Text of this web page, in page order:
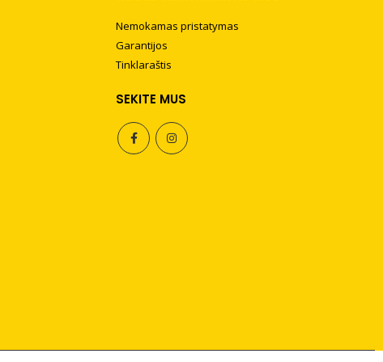
Nemokamas pristatymas
Garantijos
Tinklaraštis
SEKITE MUS